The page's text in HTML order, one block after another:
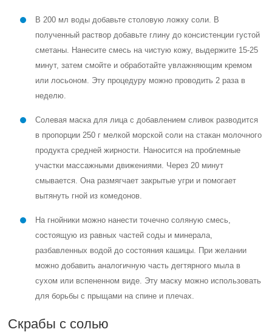
В 200 мл воды добавьте столовую ложку соли. В
полученный раствор добавьте глину до консистенции густой
сметаны. Нанесите смесь на чистую кожу, выдержите 15-25
минут, затем смойте и обработайте увлажняющим кремом
или лосьоном. Эту процедуру можно проводить 2 раза в
неделю.
Солевая маска для лица с добавлением сливок разводится
в пропорции 250 г мелкой морской соли на стакан молочного
продукта средней жирности. Наносится на проблемные
участки массажными движениями. Через 20 минут
смывается. Она размягчает закрытые угри и помогает
вытянуть гной из комедонов.
На гнойники можно нанести точечно соляную смесь,
состоящую из равных частей соды и минерала,
разбавленных водой до состояния кашицы. При желании
можно добавить аналогичную часть дегтярного мыла в
сухом или вспененном виде. Эту маску можно использовать
для борьбы с прыщами на спине и плечах.
Скрабы с солью